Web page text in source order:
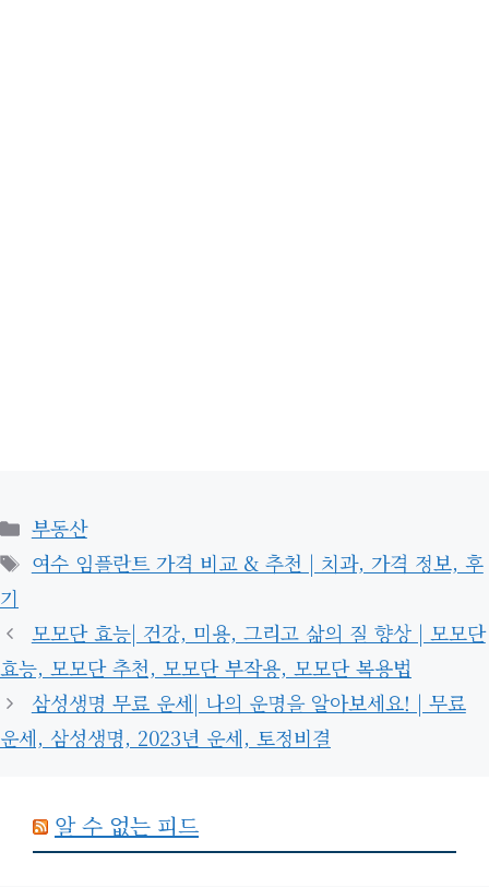
카
테
고
부동산
태
여수 임플란트 가격 비교 & 추천 | 치과, 가격 정보, 후
기
모모단 효능| 건강, 미용, 그리고 삶의 질 향상 | 모모단
효능, 모모단 추천, 모모단 부작용, 모모단 복용법
삼성생명 무료 운세| 나의 운명을 알아보세요! | 무료
운세, 삼성생명, 2023년 운세, 토정비결
알 수 없는 피드